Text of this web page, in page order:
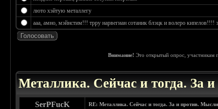
люто хэйтую металлегу
ааа, амно, мэйнстим!!! трру нарвегиан сотаник блэцк и волеро кипелов!!!!
Внимание! Это открытый опрос, участникам
Металлика. Сейчас и тогда. За
SerPFucK RE: Металлика. Сейчас и тогда. За и против.